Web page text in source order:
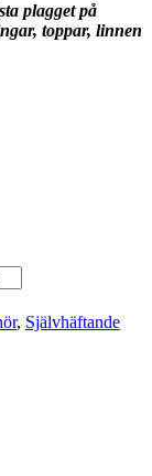
plagget på
toppar, linnen
, Självhäftande